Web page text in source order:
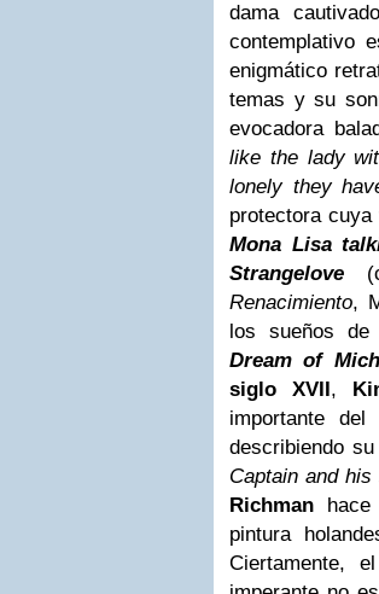
dama
contemplativo
enigmático
temas y su
evocadora
like the lady
lonely they
protectora
Mona Lisa
Strangelove
Renacimiento,
los sueños
Dream of
siglo XVII,
importante
describiendo
Captain and
Richman
pintura
Ciertamente, el